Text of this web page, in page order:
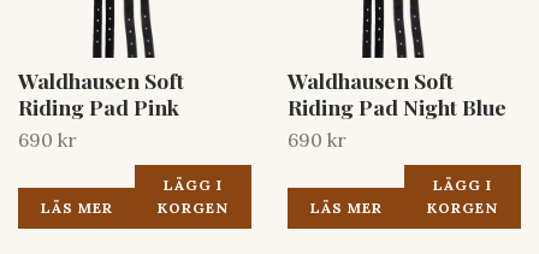
Waldhausen Soft
Riding Pad Pink
690 kr
LÄS MER
LÄGG I
KORGEN
Waldhausen Soft
Riding Pad Night Blue
690 kr
LÄS MER
LÄGG I
KORGEN